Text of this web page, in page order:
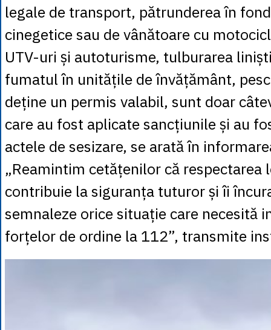
legale de transport, pătrunderea în
cinegetice sau de vânătoare cu
UTV-uri și autoturisme, tulburarea
fumatul în unitățile de învățământ,
deține un permis valabil, sunt doar
care au fost aplicate sancțiunile și au
actele de sesizare, se arată în
„Reamintim cetățenilor că respectarea
contribuie la siguranța tuturor și îi
semnaleze orice situație care necesită
forțelor de ordine la 112”, transmite